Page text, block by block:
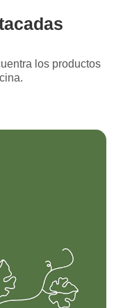
los productos